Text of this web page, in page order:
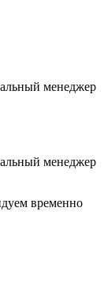
менеджер
менеджер
временно